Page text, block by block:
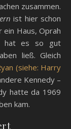
zusammen.
ist hier schon
ein Haus, Oprah
hat es so gut
ließ. Gleich
(siehe: Harry
Kennedy –
hatte da 1969
kam.